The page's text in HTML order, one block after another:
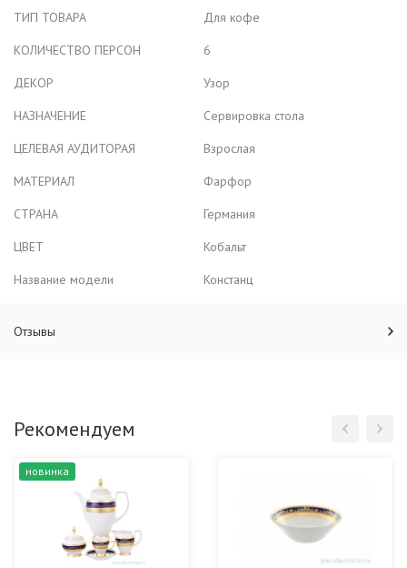
ТИП ТОВАРА
Для кофе
КОЛИЧЕСТВО ПЕРСОН
6
ДЕКОР
Узор
НАЗНАЧЕНИЕ
Сервировка стола
ЦЕЛЕВАЯ АУДИТОРАЯ
Взрослая
МАТЕРИАЛ
Фарфор
СТРАНА
Германия
ЦВЕТ
Кобальт
Название модели
Констанц
Отзывы
Рекомендуем
новинка